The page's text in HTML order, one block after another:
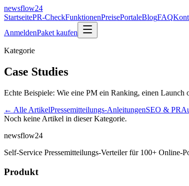
newsflow24
StartseitePR-CheckFunktionenPreisePortaleBlogFAQ
AnmeldenPaket kaufen
Kategorie
Case Studies
Echte Beispiele: Wie eine PM ein Ranking, einen Launch
← Alle ArtikelPressemitteilungs-AnleitungenSEO & PR
Noch keine Artikel in dieser Kategorie.
newsflow24
Self-Service Pressemitteilungs-Verteiler für 100+ Online-
Produkt